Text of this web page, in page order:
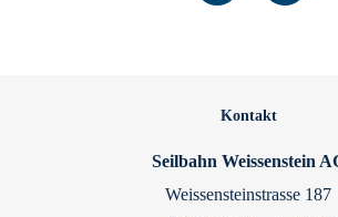
Kontakt
Seilbahn Weissenstein
Weissensteinstrasse 187